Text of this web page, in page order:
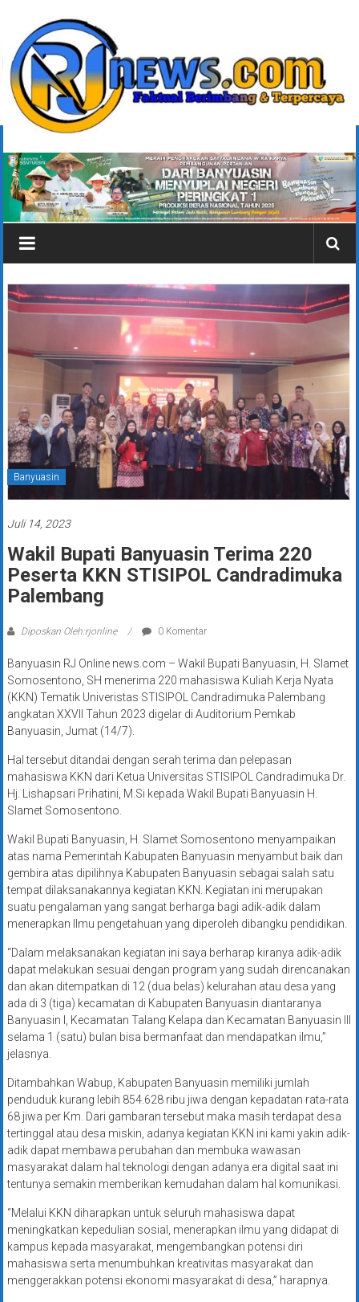
konten
rjonlinenews.com
Faktual
Berimbang
dan
Terpercaya
Banyuasin
Juli 14, 2023
Wakil Bupati Banyuasin Terima 220
Peserta KKN STISIPOL Candradimuka
Palembang
Diposkan Oleh:rjonline 0 Komentar
Banyuasin RJ Online news.com – Wakil Bupati Banyuasin, H. Slamet
Somosentono, SH menerima 220 mahasiswa Kuliah Kerja Nyata
(KKN) Tematik Univeristas STISIPOL Candradimuka Palembang
angkatan XXVll Tahun 2023 digelar di Auditorium Pemkab
Banyuasin, Jumat (14/7).
Hal tersebut ditandai dengan serah terima dan pelepasan
mahasiswa KKN dari Ketua Universitas STISIPOL Candradimuka Dr.
Hj. Lishapsari Prihatini, M.Si kepada Wakil Bupati Banyuasin H.
Slamet Somosentono.
Wakil Bupati Banyuasin, H. Slamet Somosentono menyampaikan
atas nama Pemerintah Kabupaten Banyuasin menyambut baik dan
gembira atas dipilihnya Kabupaten Banyuasin sebagai salah satu
tempat dilaksanakannya kegiatan KKN. Kegiatan ini merupakan
suatu pengalaman yang sangat berharga bagi adik-adik dalam
menerapkan Ilmu pengetahuan yang diperoleh dibangku pendidikan.
“Dalam melaksanakan kegiatan ini saya berharap kiranya adik-adik
dapat melakukan sesuai dengan program yang sudah direncanakan
dan akan ditempatkan di 12 (dua belas) kelurahan atau desa yang
ada di 3 (tiga) kecamatan di Kabupaten Banyuasin diantaranya
Banyuasin l, Kecamatan Talang Kelapa dan Kecamatan Banyuasin lll
selama 1 (satu) bulan bisa bermanfaat dan mendapatkan ilmu,”
jelasnya.
Ditambahkan Wabup, Kabupaten Banyuasin memiliki jumlah
penduduk kurang lebih 854.628 ribu jiwa dengan kepadatan rata-rata
68 jiwa per Km. Dari gambaran tersebut maka masih terdapat desa
tertinggal atau desa miskin, adanya kegiatan KKN ini kami yakin adik-
adik dapat membawa perubahan dan membuka wawasan
masyarakat dalam hal teknologi dengan adanya era digital saat ini
tentunya semakin memberikan kemudahan dalam hal komunikasi.
“Melalui KKN diharapkan untuk seluruh mahasiswa dapat
meningkatkan kepedulian sosial, menerapkan ilmu yang didapat di
kampus kepada masyarakat, mengembangkan potensi diri
mahasiswa serta menumbuhkan kreativitas masyarakat dan
menggerakkan potensi ekonomi masyarakat di desa,” harapnya.